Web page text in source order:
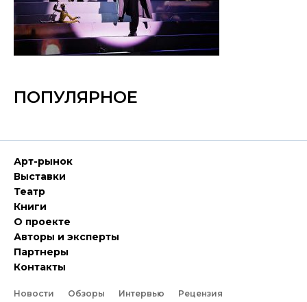
ПОПУЛЯРНОЕ
Арт-рынок
Выставки
Театр
Книги
О проекте
Авторы и эксперты
Партнеры
Контакты
Новости Обзоры Интервью
Рецензия